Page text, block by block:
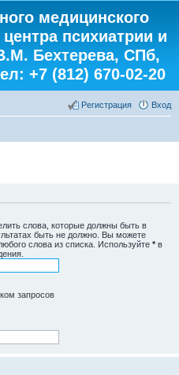
медицинского
психиатрии и
Бехтерева, СПб,
+7 (812) 670-02-20
Вход
Регистрация
слова, которые должны быть в
быть не должно. Вы можете
слова из списка. Используйте * в
запросов